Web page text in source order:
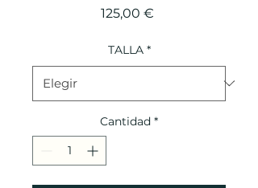
125,00 €Precio
TALLA *
Cantidad *